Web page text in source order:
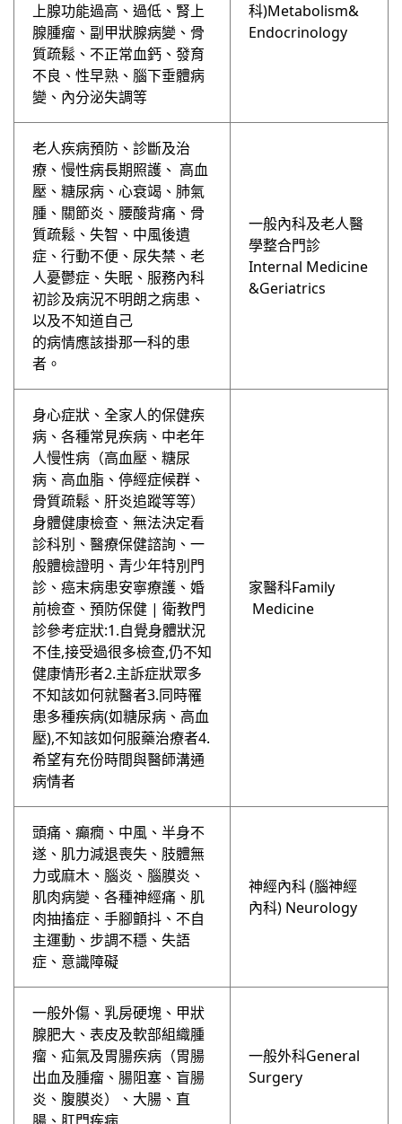
上腺功能過高、過低、腎上
腺腫瘤、副甲狀腺病變、骨
質疏鬆、不正常血鈣、發育
不良、性早熟、腦下垂體病
變、內分泌失調等
科)Metabolism&
Endocrinology
老人疾病預防、診斷及治
療、慢性病⻑期照護、 高血
壓、糖尿病、心衰竭、肺氣
腫、關節炎、腰酸背痛、骨
質疏鬆、失智、中風後遺
症、行動不便、尿失禁、老
人憂鬱症、失眠、服務內科
初診及病況不明朗之病患、
以及不知道自己
的病情應該掛那⼀科的患
者。
⼀般內科及老⼈醫
學整合門診
Internal Medicine
&Geriatrics
身心症狀、全家人的保健疾
病、各種常見疾病、中老年
人慢性病（高血壓、糖尿
病、高血脂、停經症候群、
骨質疏鬆、肝炎追蹤等等）
身體健康檢查、無法決定看
診科別、醫療保健諮詢、⼀
般體檢證明、青少年特別⾨
診、癌末病患安寧療護、婚
前檢查、預防保健 | 衛教⾨
診參考症狀:1.自覺身體狀況
不佳,接受過很多檢查,仍不知
健康情形者2.主訴症狀眾多
不知該如何就醫者3.同時罹
患多種疾病(如糖尿病、高血
壓),不知該如何服藥治療者4.
希望有充份時間與醫師溝通
病情者
家醫科Family
Medicine
頭痛、癲癇、中風、半身不
遂、肌力減退喪失、肢體無
力或麻木、腦炎、腦膜炎、
肌肉病變、各種神經痛、肌
肉抽搐症、手腳顫抖、不自
主運動、步調不穩、失語
症、意識障礙
神經內科 (腦神經
內科) Neurology
⼀般外傷、乳房硬塊、甲狀
腺肥⼤、表皮及軟部組織腫
瘤、疝氣及胃腸疾病（胃腸
出血及腫瘤、腸阻塞、盲腸
炎、腹膜炎）、⼤腸、直
⼀般外科General
Surgery